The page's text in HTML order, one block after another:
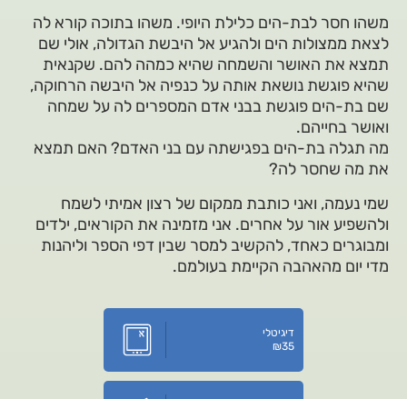
משהו חסר לבת-הים כלילת היופי. משהו בתוכה קורא לה
לצאת ממצולות הים ולהגיע אל היבשת הגדולה, אולי שם
תמצא את האושר והשמחה שהיא כמהה להם. שקנאית
שהיא פוגשת נושאת אותה על כנפיה אל היבשה הרחוקה,
שם בת-הים פוגשת בבני אדם המספרים לה על שמחה
ואושר בחייהם.
מה תגלה בת-הים בפגישתה עם בני האדם? האם תמצא
את מה שחסר לה?
שמי נעמה, ואני כותבת ממקום של רצון אמיתי לשמח
ולהשפיע אור על אחרים. אני מזמינה את הקוראים, ילדים
ומבוגרים כאחד, להקשיב למסר שבין דפי הספר וליהנות
מדי יום מהאהבה הקיימת בעולמם.
דיגיטלי
₪35